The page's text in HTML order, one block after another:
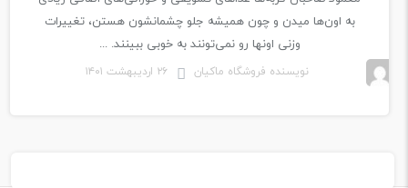
به اون‌ها میدن و چون همیشه جلو چشمانشون هستن، تغییرات
وزنی اونها رو نمی‌تونند به خوبی ببینند. ...
نویسنده فروشگاه ماکیان ۲۶ اردیبهشت ۱۴۰۱